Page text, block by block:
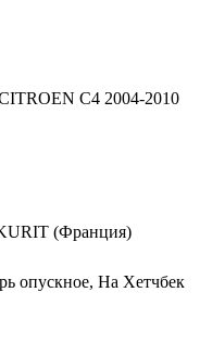
(Франция)
опускное, На Хетчбек